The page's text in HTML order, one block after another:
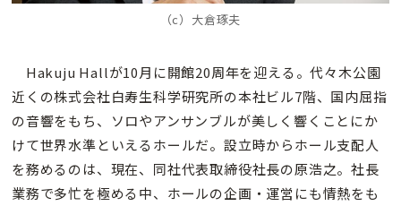
（c）大倉琢夫
Hakuju Hallが10月に開館20周年を迎える。代々木公園
近くの株式会社白寿生科学研究所の本社ビル7階、国内屈指
の音響をもち、ソロやアンサンブルが美しく響くことにか
けて世界水準といえるホールだ。設立時からホール支配人
を務めるのは、現在、同社代表取締役社長の原浩之。社長
業務で多忙を極める中、ホールの企画・運営にも情熱をも